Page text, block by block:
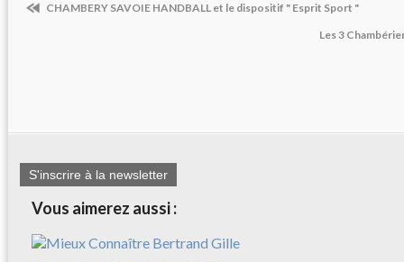
CHAMBERY SAVOIE HANDBALL et le dispositif " Esprit Sport "
Les 3
S'inscrire à la newsletter
Vous aimerez aussi :